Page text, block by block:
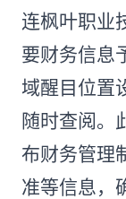
连枫叶职业
要财务信息
域醒目位置
随时查阅。
布财务管理
准等信息，